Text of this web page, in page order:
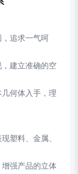
，追求一气呵
，建立准确的空
几何体入手，理
塑料、金属、
增强产品的立体